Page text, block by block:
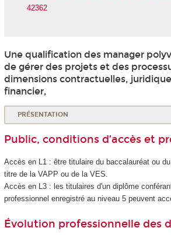
42362
Une qualification des manager
de gérer des projets et des
dimensions contractuelles,
financier,
PRÉSENTATION
Public, conditions d’accès et
Accès en L1 : être titulaire du baccalauréat ou
titre de la VAPP ou de la VES.
Accès en L3 : les titulaires d'un diplôme
professionnel enregistré au niveau 5 peuvent
Évolution professionnelle des